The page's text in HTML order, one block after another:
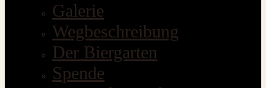
Galerie
Wegbeschreibung
Der Biergarten
Spende